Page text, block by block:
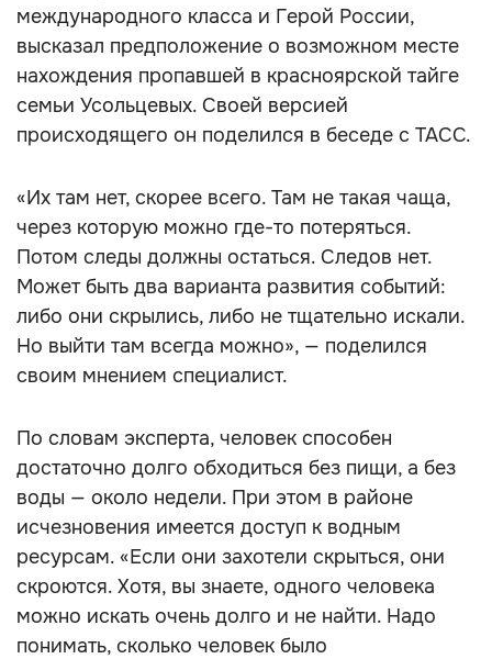
международного класса и Герой России,
высказал предположение о возможном месте
нахождения пропавшей в красноярской тайге
семьи Усольцевых. Своей версией
происходящего он поделился в беседе с ТАСС.
«Их там нет, скорее всего. Там не такая чаща,
через которую можно где-то потеряться.
Потом следы должны остаться. Следов нет.
Может быть два варианта развития событий:
либо они скрылись, либо не тщательно искали.
Но выйти там всегда можно», — поделился
своим мнением специалист.
По словам эксперта, человек способен
достаточно долго обходиться без пищи, а без
воды — около недели. При этом в районе
исчезновения имеется доступ к водным
ресурсам. «Если они захотели скрыться, они
скроются. Хотя, вы знаете, одного человека
можно искать очень долго и не найти. Надо
понимать, сколько человек было